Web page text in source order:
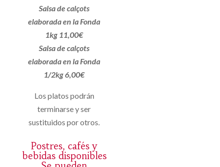
Salsa de calçots
elaborada en la Fonda
1kg 11,00€
Salsa de calçots
elaborada en la Fonda
1/2kg 6,00€
Los platos podrán
terminarse y ser
sustituidos por otros.
Postres, cafés y
bebidas disponibles